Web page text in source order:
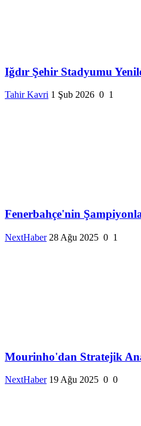
Iğdır Şehir Stadyumu
Tahir Kavri 1 Şub 2026 0 1
Fenerbahçe'nin
NextHaber 28 Ağu 2025 0 1
Mourinho'dan Stratejik
NextHaber 19 Ağu 2025 0 0